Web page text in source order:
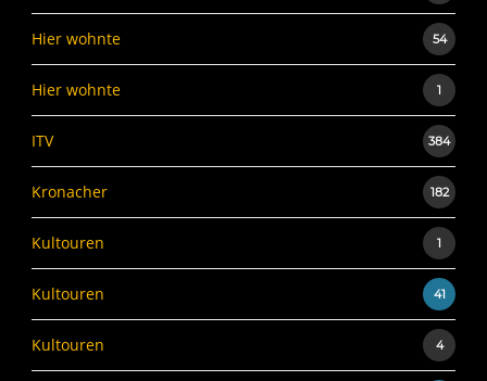
Hier wohnte 54
Hier wohnte 1
ITV 384
Kronacher 182
Kultouren 1
Kultouren 41
Kultouren 4